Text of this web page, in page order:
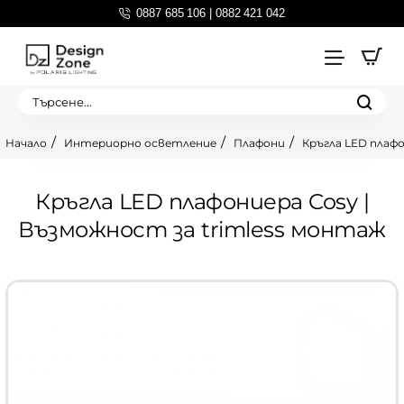
0887 685 106 | 0882 421 042
Търсене...
Кръгла LED плафониера Cosy |
Възможност за trimless монтаж
Интериорно осветление Плафони Кръгла LED